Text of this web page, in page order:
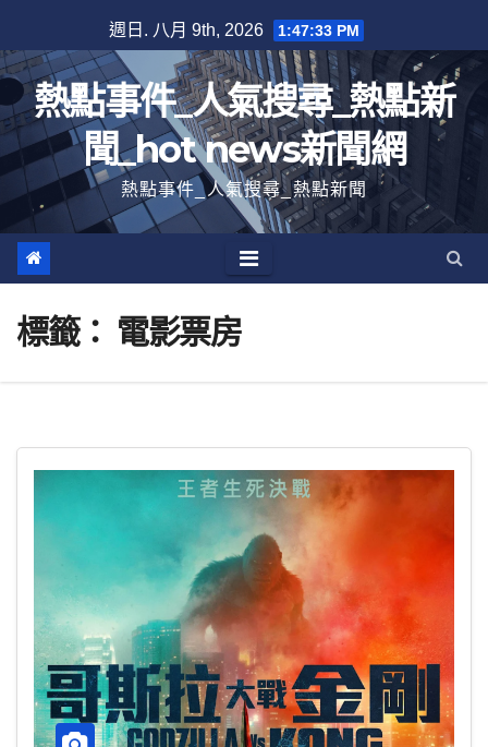
至
內
容
週日. 八月 9th, 2026 1:47:33 PM
熱點事件_人氣搜尋_熱點新
聞_hot news新聞網
熱點事件_人氣搜尋_熱點新聞
標籤： 電影票房